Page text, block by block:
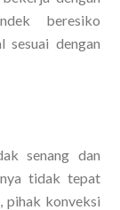
beresiko
dengan
senang dan
tidak tepat
pihak konveksi